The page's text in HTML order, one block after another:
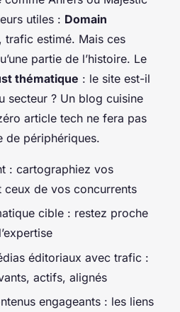
utiles : Domain
, trafic estimé. Mais ces
partie de l’histoire. Le
thématique : le site est-il
secteur ? Un blog cuisine
article tech ne fera pas
de périphériques.
: cartographiez vos
ceux de vos concurrents
cible : restez proche
éditoriaux avec trafic :
actifs, alignés
engageants : les liens